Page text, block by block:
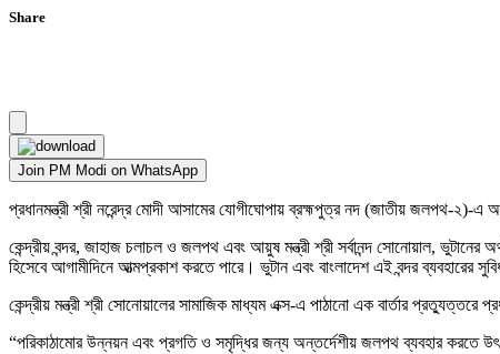
Share
Join PM Modi on WhatsApp
প্রধানমন্ত্রী শ্রী নরেন্দ্র মোদী আসামের যোগীঘোপায় ব্রহ্মপুত্র নদ (জাতীয় জলপথ-২)-এ
কেন্দ্রীয় বন্দর, জাহাজ চলাচল ও জলপথ এবং আয়ুষ মন্ত্রী শ্রী সর্বানন্দ সোনোয়াল, ভুটানের
হিসেবে আগামীদিনে আত্মপ্রকাশ করতে পারে। ভুটান এবং বাংলাদেশ এই বন্দর ব্যবহারের
কেন্দ্রীয় মন্ত্রী শ্রী সোনোয়ালের সামাজিক মাধ্যম এক্স-এ পাঠানো এক বার্তার প্রত্যুত্তরে
“পরিকাঠামোর উন্নয়ন এবং প্রগতি ও সমৃদ্ধির জন্য অন্তর্দেশীয় জলপথ ব্যবহার করতে